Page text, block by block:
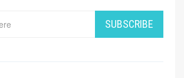
SUBSCRIBE